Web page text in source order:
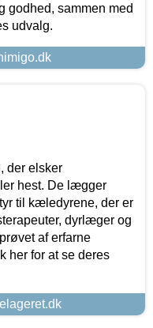
godhed, sammen med
udvalg.
der elsker
hest. De lægger
til kæledyrene, der er
dyrlæger og
af erfarne
her for at se deres